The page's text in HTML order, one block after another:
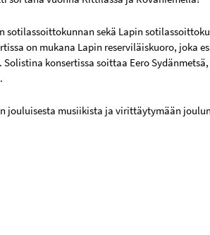
sekä Lapin
on mukana Lapin reserviläiskuoro, joka
konsertissa soittaa Eero
jouluisesta musiikista ja virittäytymään